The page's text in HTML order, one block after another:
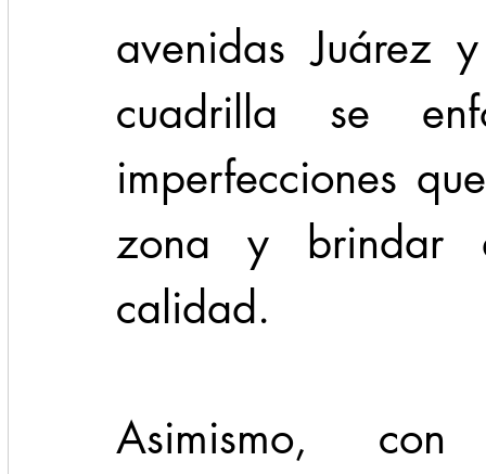
avenidas Juárez
cuadrilla se
imperfecciones
zona y brindar
calidad.
Asimismo,